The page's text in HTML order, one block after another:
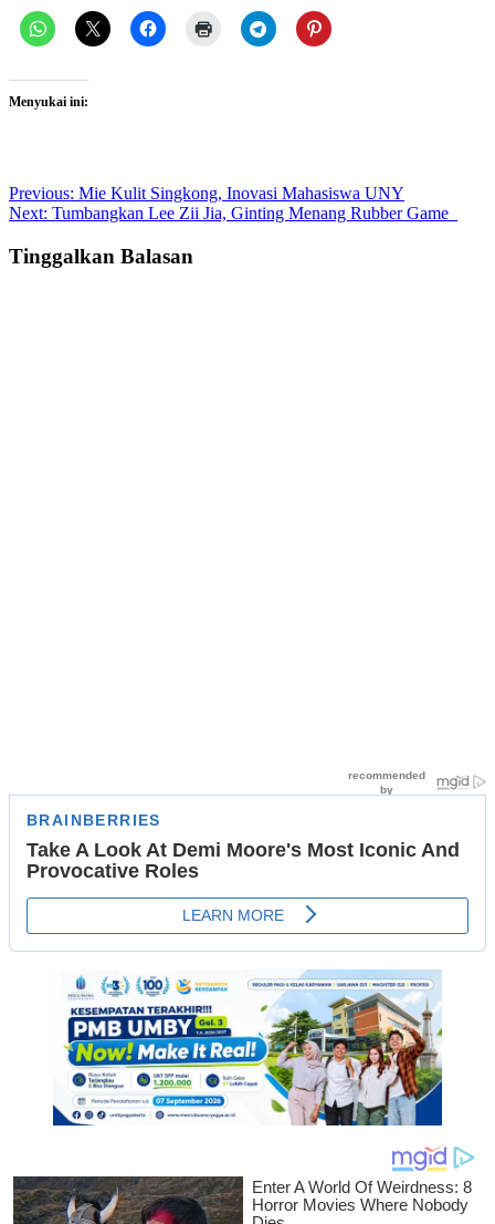
Menyukai ini:
Post
navigation
Previous: Mie Kulit Singkong, Inovasi Mahasiswa UNY
Next: Tumbangkan Lee Zii Jia, Ginting Menang Rubber Game
Tinggalkan Balasan